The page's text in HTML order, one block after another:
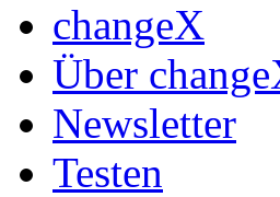
changeX
Über
Newsletter
Testen